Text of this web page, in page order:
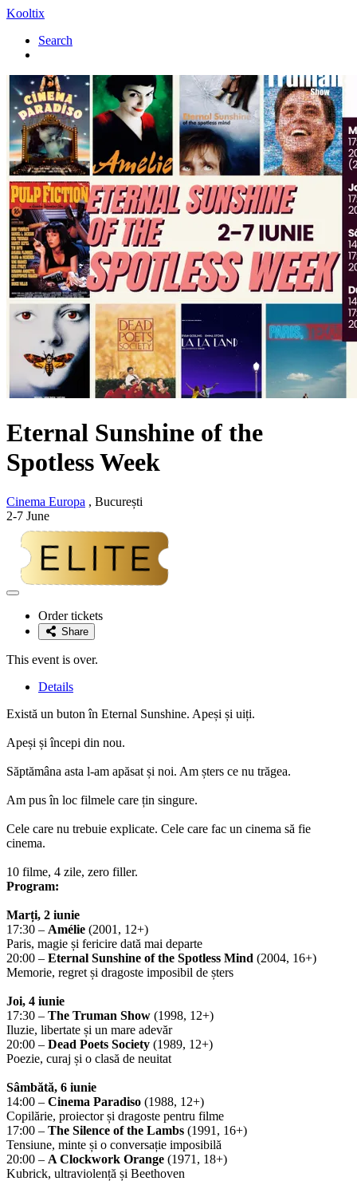
Kooltix
Search
Eternal Sunshine of the
Spotless Week
Cinema Europa , București
2-7 June
Adaugă
favoriteOrder tickets
Share
This event is over.
Details
Există un buton în Eternal Sunshine. Apeși și uiți.
Apeși și începi din nou.
Săptămâna asta l-am apăsat și noi. Am șters ce nu trăgea.
Am pus în loc filmele care țin singure.
Cele care nu trebuie explicate. Cele care fac un cinema să fie
cinema.
10 filme, 4 zile, zero filler.
Program:
Marți, 2 iunie
17:30 – Amélie (2001, 12+)
Paris, magie și fericire dată mai departe
20:00 – Eternal Sunshine of the Spotless Mind (2004, 16+)
Memorie, regret și dragoste imposibil de șters
Joi, 4 iunie
17:30 – The Truman Show (1998, 12+)
Iluzie, libertate și un mare adevăr
20:00 – Dead Poets Society (1989, 12+)
Poezie, curaj și o clasă de neuitat
Sâmbătă, 6 iunie
14:00 – Cinema Paradiso (1988, 12+)
Copilărie, proiector și dragoste pentru filme
17:00 – The Silence of the Lambs (1991, 16+)
Tensiune, minte și o conversație imposibilă
20:00 – A Clockwork Orange (1971, 18+)
Kubrick, ultraviolență și Beethoven